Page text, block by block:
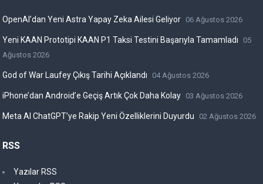
OpenAI’dan Yeni Astra Yapay Zeka Ailesi Geliyor 06 Ağustos 2026
Yeni KAAN Prototipi KAAN P1 Taksi Testini Başarıyla Tamamladı
05
Ağustos 2026
God of War Laufey Çıkış Tarihi Açıklandı 04 Ağustos 2026
iPhone’dan Android’e Geçiş Artık Çok Daha Kolay 03 Ağustos 2026
Meta AI ChatGPT’ye Rakip Yeni Özelliklerini Duyurdu 02 Ağustos 2026
RSS
Yazılar RSS